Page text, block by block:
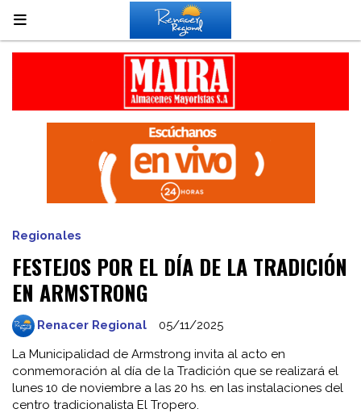
FESTEJOS POR EL DÍA DE LA TRADICIÓN
EN ARMSTRONG
La Municipalidad de Armstrong invita al acto en
conmemoración al día de la Tradición que se realizará el
lunes 10 de noviembre a las 20 hs. en las instalaciones del
centro tradicionalista El Tropero.
Regionales
05/11/2025
Renacer Regional